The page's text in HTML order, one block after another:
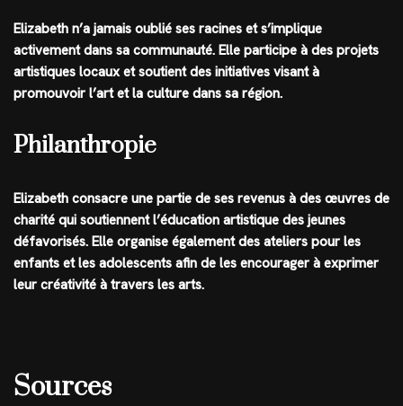
Elizabeth n’a jamais oublié ses racines et s’implique
activement dans sa communauté. Elle participe à des projets
artistiques locaux et soutient des initiatives visant à
promouvoir l’art et la culture dans sa région.
Philanthropie
Elizabeth consacre une partie de ses revenus à des œuvres de
charité qui soutiennent l’éducation artistique des jeunes
défavorisés. Elle organise également des ateliers pour les
enfants et les adolescents afin de les encourager à exprimer
leur créativité à travers les arts.
Sources